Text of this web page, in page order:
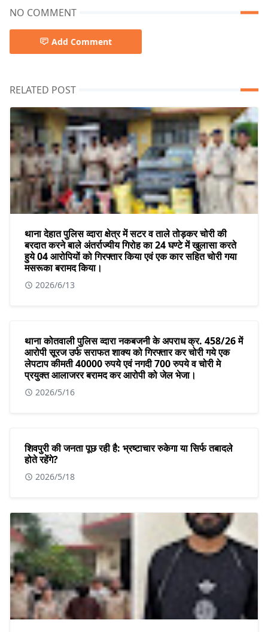
NO COMMENT
Add Comment
RELATED POST
थाना देहात पुलिस व्दारा क्षेत्र में सटर व ताले तोड़कर चोरी की
बरदात करने बाले अंतर्राज्यीय गिरोह का 24 घण्टे में खुलासा करते
हुये 04 आरोपियों को गिरफ्तार किया एवं एक कार सहित चोरी गया
मसरूका बरामद किया।
2026/6/13
थाना कोतवाली पुलिस व्दारा नकबजनी के अपराध क्र. 458/26 में
आरोपी सूरज उर्फ सराफत शाक्य को गिरफ्तार कर चोरी गये एक
लेपटाप कीमती 40000 रुपये एवं नगदी 700 रुपये व चोरी मे
प्रयुक्त आलाजरर बरामद कर आरोपी को जेल भेजा।
2026/5/16
शिवपुरी की जनता पूछ रही है: भ्रष्टाचार रुकेगा या सिर्फ तबादले
होते रहेंगे?
2026/5/18